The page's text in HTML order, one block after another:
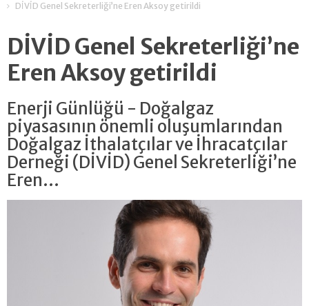
DİVİD Genel Sekreterliği’ne Eren Aksoy getirildi
DİVİD Genel Sekreterliği’ne
Eren Aksoy getirildi
Enerji Günlüğü - Doğalgaz
piyasasının önemli oluşumlarından
Doğalgaz İthalatçılar ve İhracatçılar
Derneği (DİVİD) Genel Sekreterliği’ne
Eren...